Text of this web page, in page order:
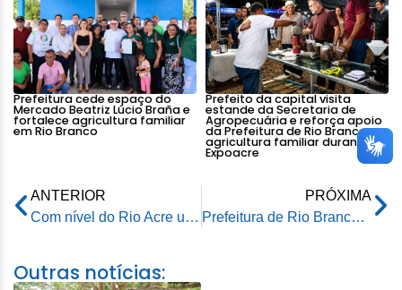
Prefeitura cede espaço do
Mercado Beatriz Lúcio Braña e
fortalece agricultura familiar
em Rio Branco
Prefeito da capital visita
estande da Secretaria de
Agropecuária e reforça apoio
da Prefeitura de Rio Branco a
agricultura familiar durante
Expoacre
ANTERIOR
Com nível do Rio Acre ultrapassando a cota de 15 metros, serviços no Parque Abrigo seguem em ritmo acelerado
PRÓXIMA
Prefeitura de Rio Branco luta contra o tempo para resolver problemas das ETAS e normalizar abastecimento de água na capital
Outras notícias: